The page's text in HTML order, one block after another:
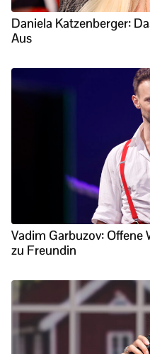
Daniela Katzenberger:
Aus
Vadim Garbuzov:
zu Freundin